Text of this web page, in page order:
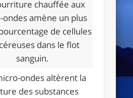
chauffée aux
ondes amène un plus
de cellules
dans le flot
sanguin.
ondes altèrent la
des substances